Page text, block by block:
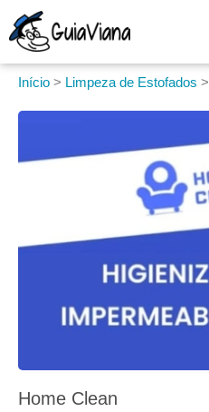
Início > Limpeza de Estofados >
Home Clean